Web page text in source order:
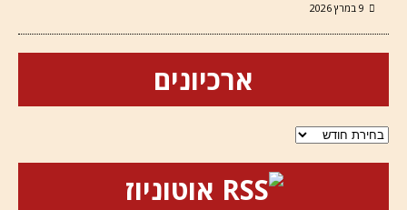
9 במרץ 2026
ארכיונים
ארכיונים
אוטוניוז